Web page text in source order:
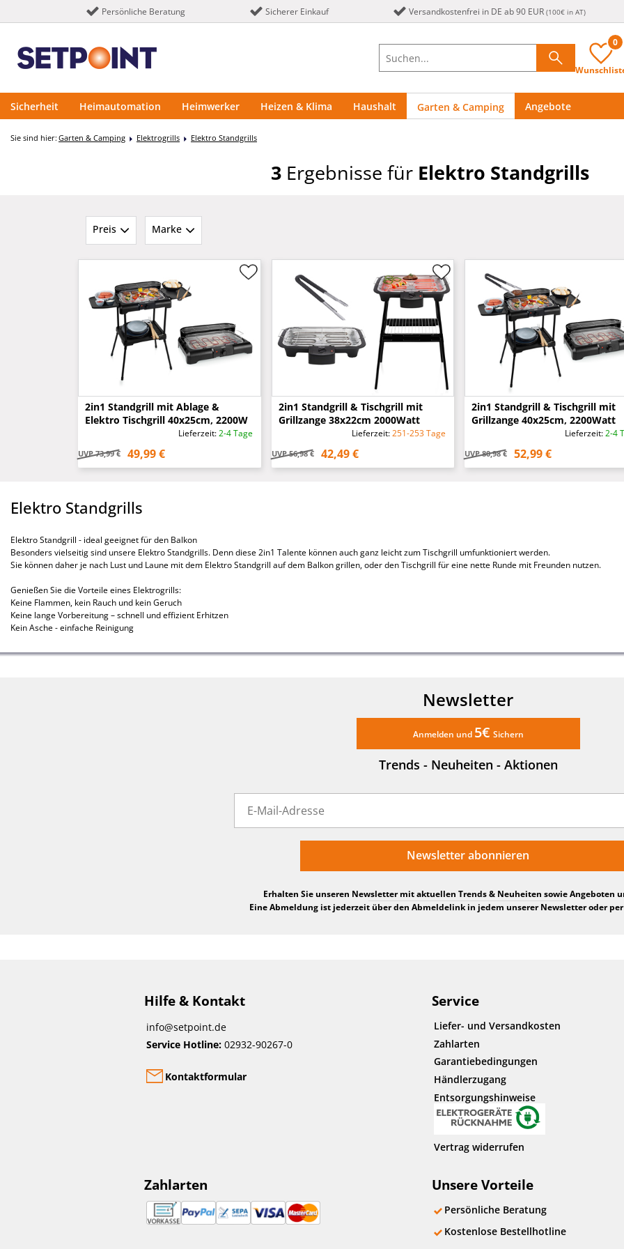
Persönliche Beratung Sicherer Einkauf Versandkostenfrei in DE ab 90 EUR (100€ in AT)
0
Sicherheit Heimautomation Heimwerker Heizen & Klima Haushalt Garten & Camping Angebote
Sie sind hier: Garten & Camping Elektrogrills Elektro Standgrills
3 Ergebnisse für Elektro Standgrills
Preis Marke
2in1 Standgrill mit Ablage &
Elektro Tischgrill 40x25cm, 2200W
Lieferzeit:2-4 Tage
UVP 73,99 € 49,99 €
2in1 Standgrill & Tischgrill mit
Grillzange 38x22cm 2000Watt
Lieferzeit:251-253 Tage
UVP 56,98 € 42,49 €
2in1 Standgrill & Tischgrill mit
Grillzange 40x25cm, 2200Watt
Lieferzeit:2-4
UVP 80,98 € 52,99 €
Elektro Standgrills
Elektro Standgrill - ideal geeignet für den Balkon
Besonders vielseitig sind unsere Elektro Standgrills. Denn diese 2in1 Talente können auch ganz leicht zum Tischgrill umfunktioniert werden.
Sie können daher je nach Lust und Laune mit dem Elektro Standgrill auf dem Balkon grillen, oder den Tischgrill für eine nette Runde mit Freunden nutzen.
Genießen Sie die Vorteile eines Elektrogrills:
Keine Flammen, kein Rauch und kein Geruch
Keine lange Vorbereitung – schnell und effizient Erhitzen
Kein Asche - einfache Reinigung
Newsletter
Anmelden und 5€ Sichern
Trends - Neuheiten - Aktionen
Newsletter abonnieren
Erhalten Sie unseren Newsletter mit aktuellen Trends & Neuheiten sowie Angeboten
Eine Abmeldung ist jederzeit über den Abmeldelink in jedem unserer Newsletter oder
Hilfe & Kontakt
info@setpoint.de
Service Hotline: 02932-90267-0
Kontaktformular
Service
Liefer- und Versandkosten
Zahlarten
Garantiebedingungen
Händlerzugang
Entsorgungshinweise
Vertrag widerrufen
Zahlarten Unsere Vorteile
Persönliche Beratung
Kostenlose Bestellhotline